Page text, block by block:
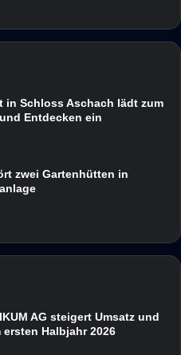
in Schloss Aschach lädt zum
Entdecken ein
zwei Gartenhütten in
AG steigert Umsatz und
ersten Halbjahr 2026